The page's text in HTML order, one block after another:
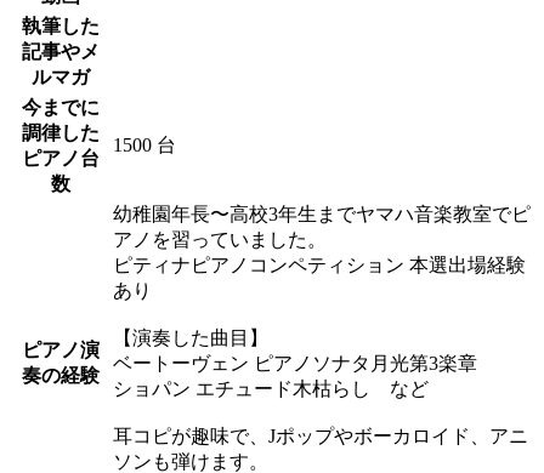
執筆した
記事やメ
ルマガ
今までに
調律した
ピアノ台
数
1500 台
ピアノ演
奏の経験
幼稚園年長〜高校3年生までヤマハ音楽教室でピ
アノを習っていました。
ピティナピアノコンペティション 本選出場経験
あり
【演奏した曲目】
ベートーヴェン ピアノソナタ月光第3楽章
ショパン エチュード木枯らし など
耳コピが趣味で、Jポップやボーカロイド、アニ
ソンも弾けます。